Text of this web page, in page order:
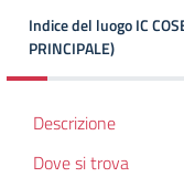
Indice del luogo IC
PRINCIPALE)
Descrizione
Dove si trova